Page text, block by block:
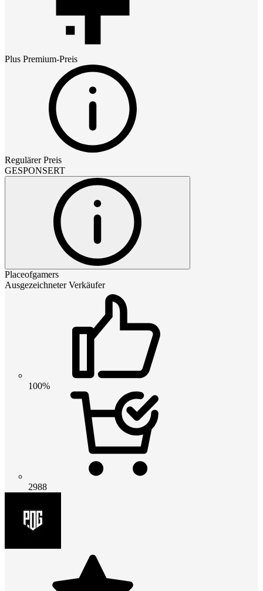
Plus Premium-Preis
Regulärer Preis
GESPONSERT
Placeofgamers
Ausgezeichneter Verkäufer
100%
2988